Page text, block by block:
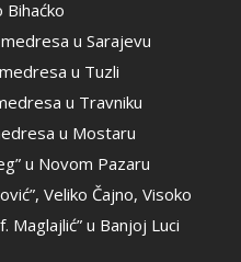
u Sarajevu
u Tuzli
u Travniku
u Mostaru
u Novom Pazaru
Veliko Čajno, Visoko
Maglajlić” u Banjoj Luci